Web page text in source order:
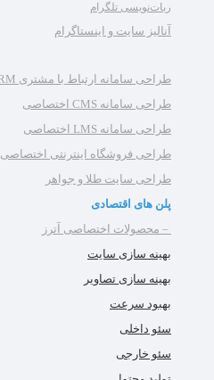
ربات‌نویسی تلگرام
آنالیز سایت و اینستاگرام
طراحی سامانه ارتباط با مشتری CRM
طراحی سامانه CMS اختصاصی
طراحی سامانه LMS اختصاصی
طراحی فروشگاه اینترنتی اختصاصی
طراحی سایت طلا و جواهر
پلن های اقتصادی
– محصولات اختصاصی آترز
بهینه سازی سایت
بهینه سازی تصاویر
بهبود سرعت
سئو داخلی
سئو خارجی